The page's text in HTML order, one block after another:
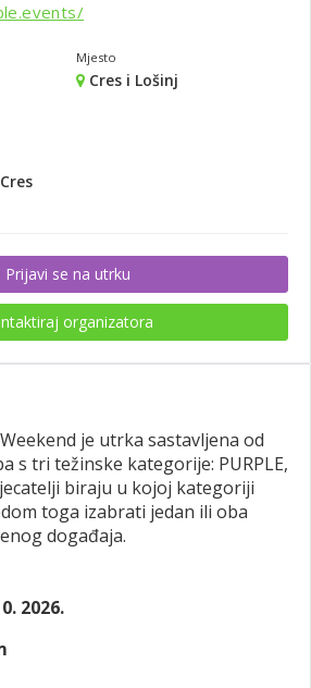
Mjesto
Cres i Lošinj
Prijavi se na utrku
organizatora
je utrka sastavljena od
s tri težinske kategorije: PURPLE,
biraju u kojoj kategoriji
toga izabrati jedan ili oba
događaja.
2026.